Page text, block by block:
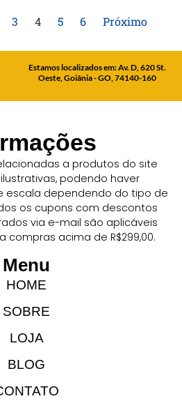
3 4 5 6 Próximo
Estamos localizados em: Av. D, 620 St.
Oeste, Goiânia - GO, 74140-160
a produtos do site
podendo haver
escala dependendo do tipo de
os cupons com descontos
via e-mail são aplicáveis
compras acima de R$299,00.
Menu
HOME
SOBRE
LOJA
BLOG